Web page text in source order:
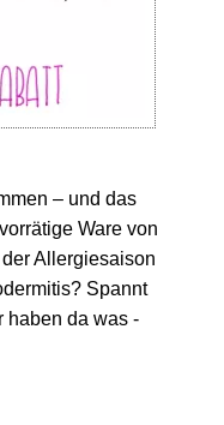
– und das
Ware von
Allergiesaison
Spannt
haben da was -